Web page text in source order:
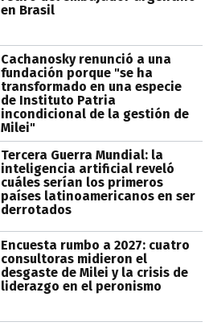
en Brasil
Cachanosky renunció a una
fundación porque "se ha
transformado en una especie
de Instituto Patria
incondicional de la gestión de
Milei"
Tercera Guerra Mundial: la
inteligencia artificial reveló
cuáles serían los primeros
países latinoamericanos en ser
derrotados
Encuesta rumbo a 2027: cuatro
consultoras midieron el
desgaste de Milei y la crisis de
liderazgo en el peronismo